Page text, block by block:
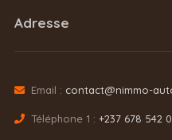
Adresse
Email : contact@nimmo-
Téléphone 1 : +237 678 542